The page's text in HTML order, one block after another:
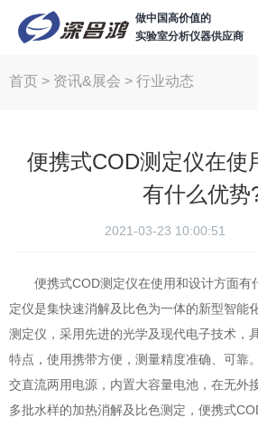
做中国高价值的
实验室分析仪器供应商
首页 > 资讯&展会 > 行业动态
便携式COD测定仪在使
有什么优势
2021-03-23 10:00:51
便携式COD测定仪在使用和设计方面有
定仪是集快速消解及比色为一体的新型智能
测定仪，采用先进的光学及现代电子技术，
特点，使用携带方便，测量精度准确、可靠
交直流两用电源，内置大容量电池，在无外
多批水样的加热消解及比色测定，便携式